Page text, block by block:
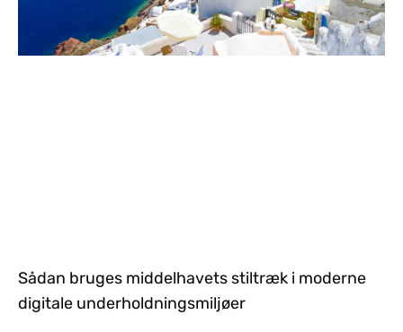
Sådan bruges middelhavets stiltræk i moderne
digitale underholdningsmiljøer